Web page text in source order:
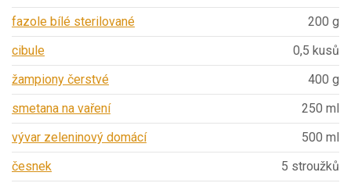
fazole bílé sterilované
200 g
cibule
0,5 kusů
žampiony čerstvé
400 g
smetana na vaření
250 ml
vývar zeleninový domácí
500 ml
česnek
5 stroužků